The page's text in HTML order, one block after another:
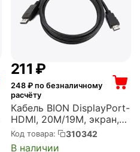
‍211‍ ₽
248₽ по безналичному
расчёту
Кабель BION DisplayPort-
HDMI, 20M/19M, экран,
1,8м, черный (BXP-CC-
DP-HDMI-018)
Код товара: 310342
В наличии